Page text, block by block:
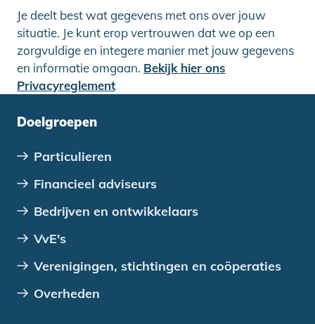
Je deelt best wat gegevens met ons over jouw
situatie. Je kunt erop vertrouwen dat we op een
zorgvuldige en integere manier met jouw gegevens
en informatie omgaan. Bekijk hier ons
Privacyreglement
Doelgroepen
Particulieren
Financieel adviseurs
Bedrijven en ontwikkelaars
VvE's
Verenigingen, stichtingen en coöperaties
Overheden